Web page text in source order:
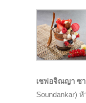
เชฟอจิณญา ซ
Soundankar)